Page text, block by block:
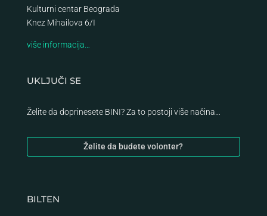
Kulturni centar Beograda
Knez Mihailova 6/I
više informacija…
UKLJUČI SE
Želite da doprinesete BINI? Za to postoji više načina…
Želite da budete volonter?
BILTEN